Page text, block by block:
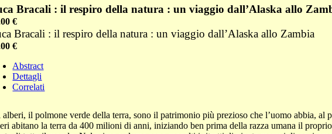
Bracali : il respiro della natura : un viaggio dall’Alaska allo
€
Bracali : il respiro della natura : un viaggio dall’Alaska allo Zambia
€
Abstract
Dettagli
Correlati
il polmone verde della terra, sono il patrimonio più prezioso che l’uomo abbia,
abitano la terra da 400 milioni di anni, iniziando ben prima della razza umana il